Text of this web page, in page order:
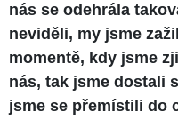
nás se odehrála
neviděli, my jsme
momentě, kdy jsme
nás, tak jsme dostali
jsme se přemístili do